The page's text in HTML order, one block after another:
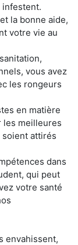
infestent.
la bonne aide,
votre vie au
vous avez
les rongeurs
en matière
les meilleures
attirés
dans
qui peut
votre santé
envahissent,